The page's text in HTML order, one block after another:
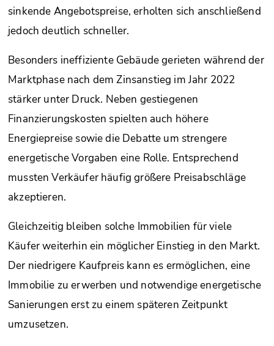
sinkende Angebotspreise, erholten sich anschließend
jedoch deutlich schneller.
Besonders ineffiziente Gebäude gerieten während der
Marktphase nach dem Zinsanstieg im Jahr 2022
stärker unter Druck. Neben gestiegenen
Finanzierungskosten spielten auch höhere
Energiepreise sowie die Debatte um strengere
energetische Vorgaben eine Rolle. Entsprechend
mussten Verkäufer häufig größere Preisabschläge
akzeptieren.
Gleichzeitig bleiben solche Immobilien für viele
Käufer weiterhin ein möglicher Einstieg in den Markt.
Der niedrigere Kaufpreis kann es ermöglichen, eine
Immobilie zu erwerben und notwendige energetische
Sanierungen erst zu einem späteren Zeitpunkt
umzusetzen.